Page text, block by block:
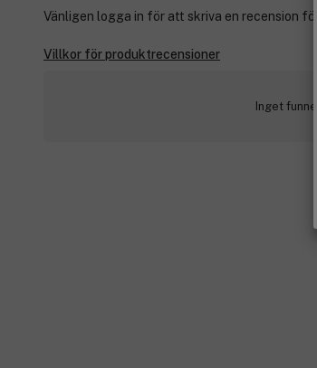
Vänligen logga in för att skriva en recension
Villkor för produktrecensioner
Inget funnet